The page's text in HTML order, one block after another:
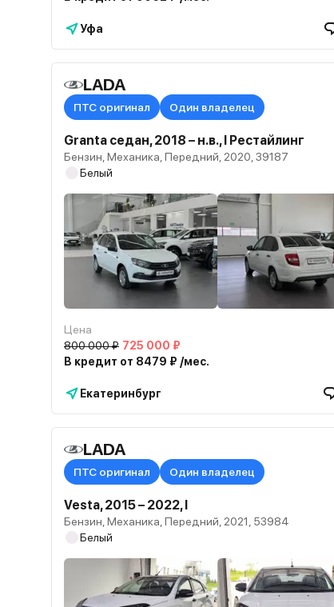
Уфа
LADA
ПТС оригинал Один владелец
Granta седан, 2018 – н.в., I Рестайлинг
Бензин, Механика, Передний, 2020, 39187
Белый
Цена
800 000 ₽ 725 000 ₽
В кредит от 8479 ₽ /мес.
Екатеринбург
LADA
ПТС оригинал Один владелец
Vesta, 2015 – 2022, I
Бензин, Механика, Передний, 2021, 53984
Белый